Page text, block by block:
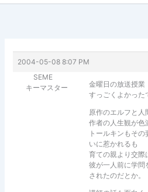
ス
2004-05-08 8:07 PM
SEME
キーマスター
金曜日の放送授業
すっごくよかった
原作のエルフと
作者の人生観が色
トールキンもそ
いに惹かれるも
育ての親より交際
彼が一人前に学問
されたのだとか。